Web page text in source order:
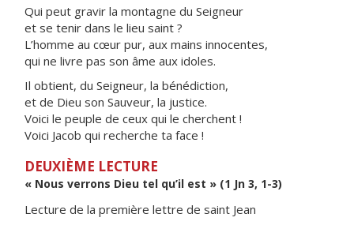
Qui peut gravir la montagne du Seigneur
et se tenir dans le lieu saint ?
L’homme au cœur pur, aux mains innocentes,
qui ne livre pas son âme aux idoles.
Il obtient, du Seigneur, la bénédiction,
et de Dieu son Sauveur, la justice.
Voici le peuple de ceux qui le cherchent !
Voici Jacob qui recherche ta face !
DEUXIÈME LECTURE
« Nous verrons Dieu tel qu’il est » (1 Jn 3, 1-3)
Lecture de la première lettre de saint Jean